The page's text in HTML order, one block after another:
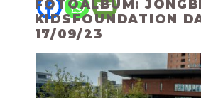
FOTOALBUM:
KIDSFOUNDATION
17/09/23